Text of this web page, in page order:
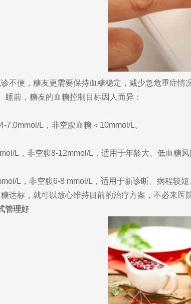
便，糖友更需要保持血糖稳定，减少急危重症情
睡前，糖友的血糖控制目标因人而异：
L，非空腹血糖＜10mmol/L。
L，非空腹8-12mmol/L，适用于年龄大、低血糖风
L，非空腹6-8 mmol/L，适用于新诊断、病程较短
标，就可以放心维持目前的治疗方案，不必来医
理好